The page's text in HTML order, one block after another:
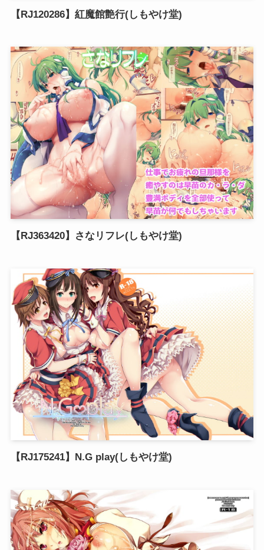
【RJ120286】紅魔館艶行(しもやけ堂)
【RJ363420】さなリフレ(しもやけ堂)
【RJ175241】N.G play(しもやけ堂)